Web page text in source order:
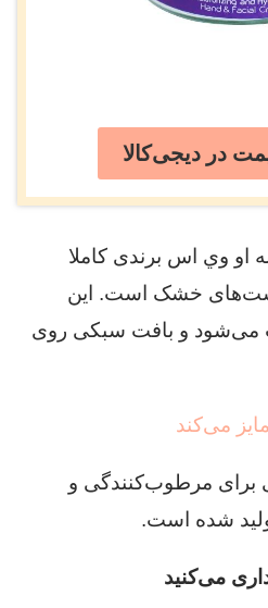
در دیجی‌کالا
وي اس برندی کاملا
خشک است. این
و بافت سبکی روی
می‌کند
مرطوب‌کنندگی و
شده است.
می‌کنید